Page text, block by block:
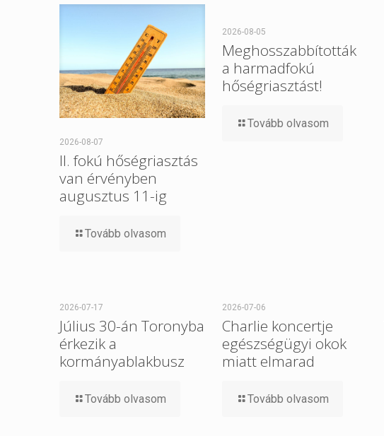
2026-08-07
II. fokú hőségriasztás
van érvényben
augusztus 11-ig
Tovább olvasom
2026-08-05
Meghosszabbították
a harmadfokú
hőségriasztást!
Tovább olvasom
2026-07-17
Július 30-án Toronyba
érkezik a
kormányablakbusz
Tovább olvasom
2026-07-06
Charlie koncertje
egészségügyi okok
miatt elmarad
Tovább olvasom